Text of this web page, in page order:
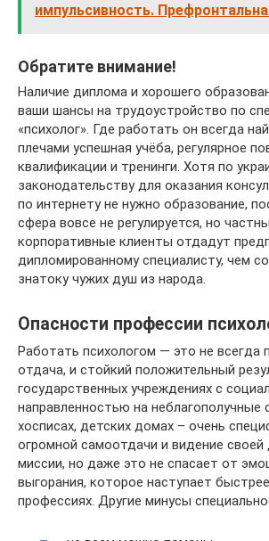
импульсивность.
Обратите внимание!
Наличие диплома и хорошего
ваши шансы на трудоустройство по
«психолог». Где работать он всегда
плечами успешная учёба, регулярное
квалификации и тренинги. Хотя по
законодательству для оказания
по интернету не нужно образование,
сфера вовсе не регулируется, но
корпоративные клиенты отдадут
дипломированному специалисту, чем
знатоку чужих душ из народа.
Опасности профессии
Работать психологом — это не всегда
отдача, и стойкий положительный
государственных учреждениях с
направленностью на неблагополучные
хосписах, детских домах – очень
огромной самоотдачи и видение своей
миссии, но даже это не спасает от
выгорания, которое наступает
профессиях. Другие минусы